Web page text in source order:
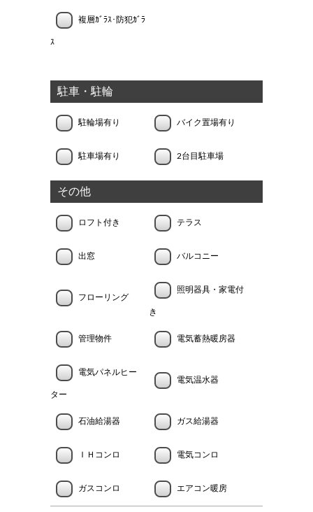
複層ｶﾞﾗｽ･防犯ｶﾞﾗ
ｽ
駐車・駐輪
駐輪場有り バイク置場有り
駐車場有り 2台目駐車場
その他
ロフト付き テラス
出窓 バルコニー
フローリング
照明器具・家電付
き
管理物件 電気蓄熱暖房器
電気パネルヒー
ター
電気温水器
石油給湯器 ガス給湯器
ＩＨコンロ 電気コンロ
ガスコンロ エアコン暖房